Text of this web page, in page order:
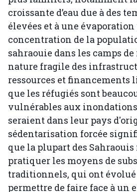
croissante d’eau due à des
élevées et à une
concentration de la
sahraouie dans les camps
nature fragile des
ressources et
que les réfugiés sont
vulnérables aux
seraient dans leur pays
sédentarisation forcée
que la plupart des
pratiquer les moyens de
traditionnels, qui ont
permettre de faire face à un